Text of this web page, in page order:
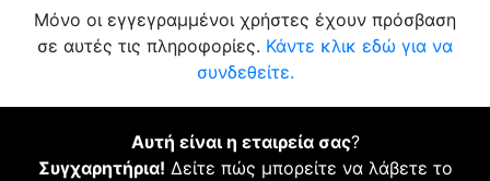
Μόνο οι εγγεγραμμένοι χρήστες έχουν πρόσβαση
σε αυτές τις πληροφορίες. Κάντε κλικ εδώ για να
συνδεθείτε.
Αυτή είναι η εταιρεία σας?
Συγχαρητήρια! Δείτε πώς μπορείτε να λάβετε το